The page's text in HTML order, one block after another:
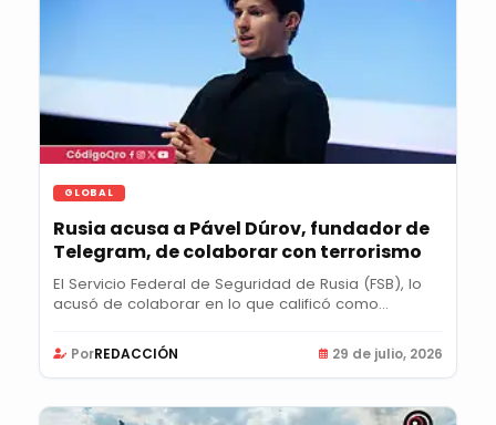
GLOBAL
Rusia acusa a Pável Dúrov, fundador de
Telegram, de colaborar con terrorismo
El Servicio Federal de Seguridad de Rusia (FSB), lo
acusó de colaborar en lo que calificó como...
PorREDACCIÓN 29 de julio, 2026